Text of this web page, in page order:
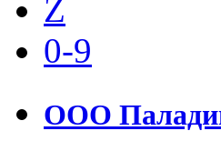
Z
0-9
ООО